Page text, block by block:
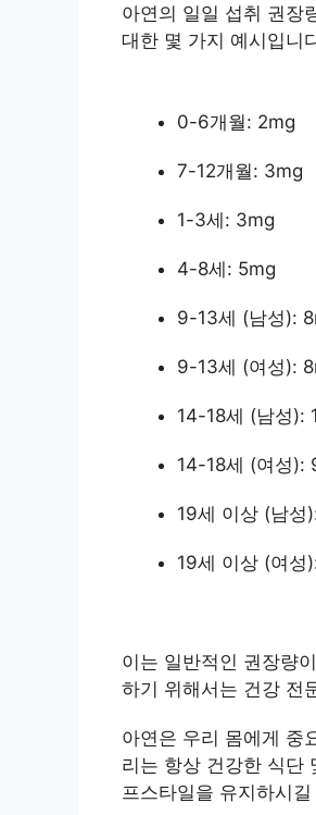
아연의 일일 섭취 권장
대한 몇 가지 예시입니
0-6개월: 2mg
7-12개월: 3mg
1-3세: 3mg
4-8세: 5mg
9-13세 (남성):
9-13세 (여성):
14-18세 (남성):
14-18세 (여성):
19세 이상 (남성
19세 이상 (여성
이는 일반적인 권장량
하기 위해서는 건강 전
아연은 우리 몸에게 중
리는 항상 건강한 식단
프스타일을 유지하시